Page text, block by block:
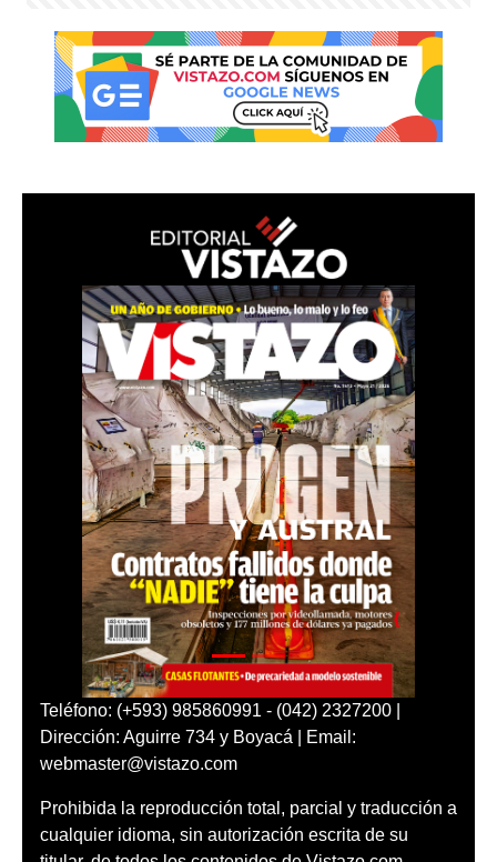
Teléfono: (+593) 985860991 - (042) 2327200 |
Dirección: Aguirre 734 y Boyacá | Email:
webmaster@vistazo.com
Prohibida la reproducción total, parcial y traducción a
cualquier idioma, sin autorización escrita de su